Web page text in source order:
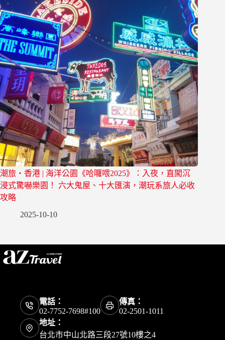
潮旅・香港 | 海洋公園《哈囉喂2025》：入夜，直闖沉
浸式驚嚇樂園！ 六大鬼屋、十大匯演，潮玩系旅人必收
攻略
2025-10-10
電話：
02-7752-7698#100
傳真：
02-2501-1011
地址：
台北市中山北路三段27號10樓之4